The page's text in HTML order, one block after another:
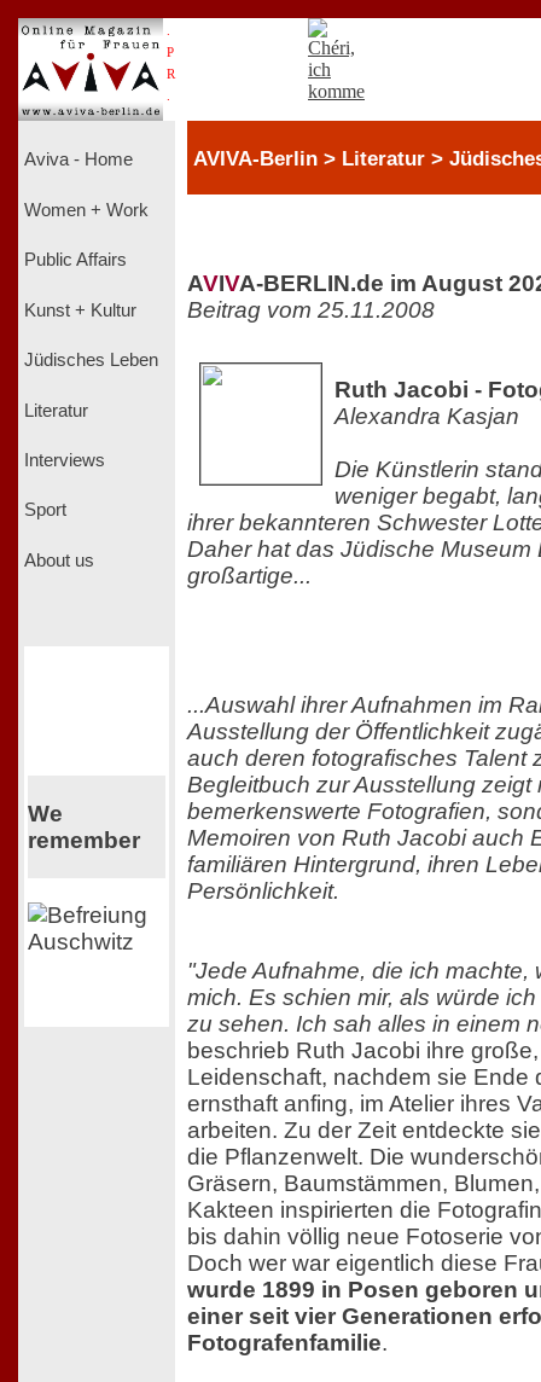
P
R
Aviva - Home
Women + Work
Public Affairs
Kunst + Kultur
Jüdisches Leben
Literatur
Interviews
Sport
About us
We
remember
AVIVA-Berlin > Literatur >
AVIVA-BERLIN.de im August
Beitrag vom 25.11.2008
Ruth Jacobi -
Alexandra Kasjan
Die Künstlerin
weniger begabt,
ihrer bekannteren Schwester
Daher hat das Jüdische Museum
großartige...
...Auswahl ihrer Aufnahmen im
Ausstellung der Öffentlichkeit
auch deren fotografisches Talent
Begleitbuch zur Ausstellung zeigt
bemerkenswerte Fotografien,
Memoiren von Ruth Jacobi auch
familiären Hintergrund, ihren
Persönlichkeit.
"Jede Aufnahme, die ich machte,
mich. Es schien mir, als würde
zu sehen. Ich sah alles in einem
beschrieb Ruth Jacobi ihre
Leidenschaft, nachdem sie Ende
ernsthaft anfing, im Atelier ihres
arbeiten. Zu der Zeit entdeckte
die Pflanzenwelt. Die
Gräsern, Baumstämmen,
Kakteen inspirierten die
bis dahin völlig neue Fotoserie
Doch wer war eigentlich diese
wurde 1899 in Posen geboren
einer seit vier Generationen
Fotografenfamilie.